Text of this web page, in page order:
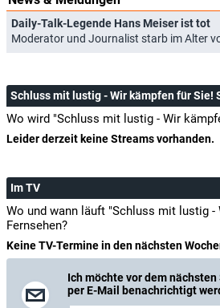
Daily-Talk-Legende Hans Meiser ist tot
Moderator und Journalist starb im Alter
Schluss mit lustig - Wir kämpfen für Sie!
Wo wird "Schluss mit lustig - Wir
Leider derzeit keine Streams vorhanden.
Im TV
Wo und wann läuft "Schluss mit lustig
Fernsehen?
Keine TV-Termine in den nächsten
Ich möchte vor dem
per E-Mail benachrichtigt